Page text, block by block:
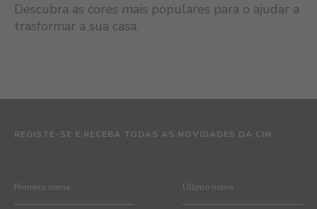
Descubra as cores mais populares para o ajudar a
trasformar a sua casa.
REGISTE-SE E RECEBA TODAS AS NOVIDADES DA CIN